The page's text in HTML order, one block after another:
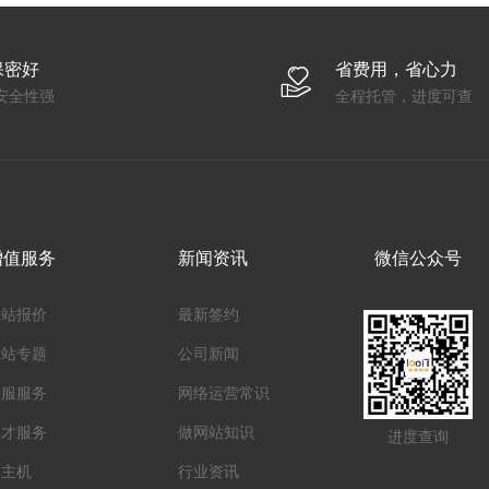
密好
全性强
省费用，省心力
全程托管，进度可查
服务
报价
专题
服务
服务
机
新闻资讯
最新签约
公司新闻
网络运营常识
做网站知识
行业资讯
微信公众号
进度查询